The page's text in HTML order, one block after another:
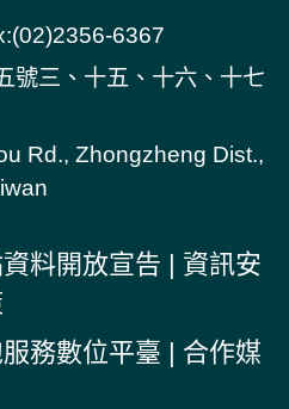
6367
號三、十五、十六、十七
Rd., Zhongzheng Dist.,
料開放宣告
資訊安
務數位平臺
合作媒